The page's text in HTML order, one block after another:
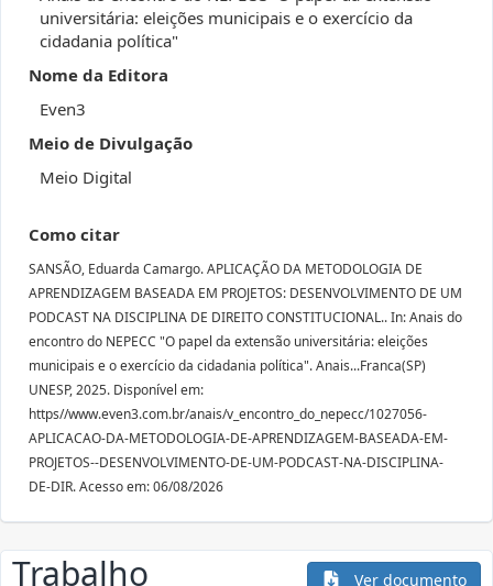
universitária: eleições municipais e o exercício da
cidadania política"
Nome da Editora
Even3
Meio de Divulgação
Meio Digital
Como citar
SANSÃO, Eduarda Camargo. APLICAÇÃO DA METODOLOGIA DE
APRENDIZAGEM BASEADA EM PROJETOS: DESENVOLVIMENTO DE UM
PODCAST NA DISCIPLINA DE DIREITO CONSTITUCIONAL.. In: Anais do
encontro do NEPECC "O papel da extensão universitária: eleições
municipais e o exercício da cidadania política". Anais...Franca(SP)
UNESP, 2025. Disponível em:
https//www.even3.com.br/anais/v_encontro_do_nepecc/1027056-
APLICACAO-DA-METODOLOGIA-DE-APRENDIZAGEM-BASEADA-EM-
PROJETOS--DESENVOLVIMENTO-DE-UM-PODCAST-NA-DISCIPLINA-
DE-DIR. Acesso em: 06/08/2026
Trabalho Ver documento